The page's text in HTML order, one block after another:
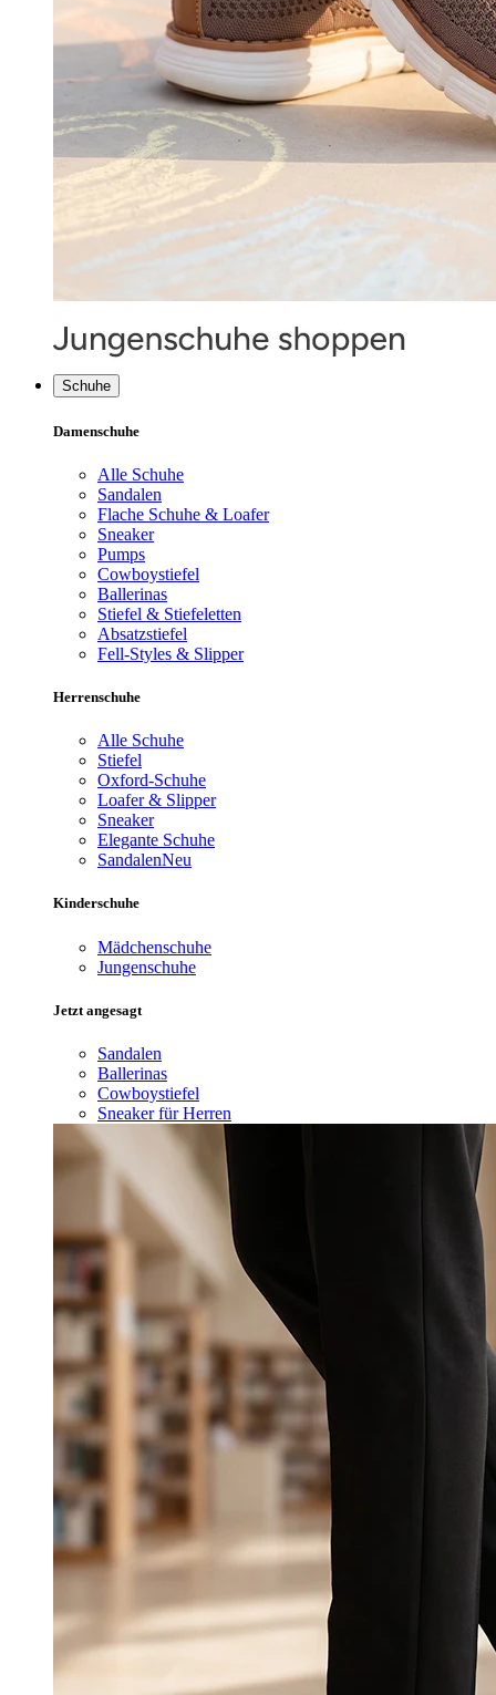
Schuhe
Damenschuhe
Alle Schuhe
Sandalen
Flache Schuhe & Loafer
Sneaker
Pumps
Cowboystiefel
Ballerinas
Stiefel & Stiefeletten
Absatzstiefel
Fell-Styles & Slipper
Herrenschuhe
Alle Schuhe
Stiefel
Oxford-Schuhe
Loafer & Slipper
Sneaker
Elegante Schuhe
SandalenNeu
Kinderschuhe
Mädchenschuhe
Jungenschuhe
Jetzt angesagt
Sandalen
Ballerinas
Cowboystiefel
Sneaker für Herren